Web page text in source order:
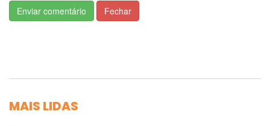
Enviar comentário Fechar
MAIS LIDAS